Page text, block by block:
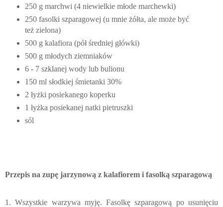
250 g marchwi (4 niewielkie młode marchewki)
250 fasolki szparagowej (u mnie żółta, ale może być
też zielona)
500 g kalafiora (pół średniej główki)
500 g młodych ziemniaków
6 - 7 szklanej wody lub bulionu
150 ml słodkiej śmietanki 30%
2 łyżki posiekanego koperku
1 łyżka posiekanej natki pietruszki
sól
Przepis na zupę jarzynową z kalafiorem i fasolką szparagową
1. Wszystkie warzywa myję. Fasolkę szparagową po usunięciu